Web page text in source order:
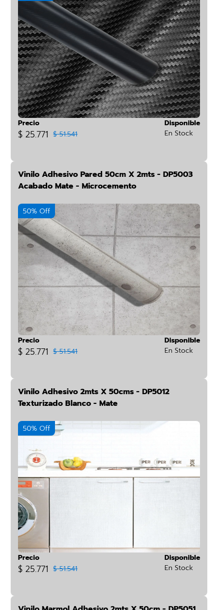
Precio
$ 25.771 $ 51.541
Disponible
En Stock
Vinilo Adhesivo Pared 50cm X 2mts - DP5003
Acabado Mate - Microcemento
50% Off
Precio
$ 25.771 $ 51.541
Disponible
En Stock
Vinilo Adhesivo 2mts X 50cms - DP5012
Texturizado Blanco - Mate
50% Off
Precio
$ 25.771 $ 51.541
Disponible
En Stock